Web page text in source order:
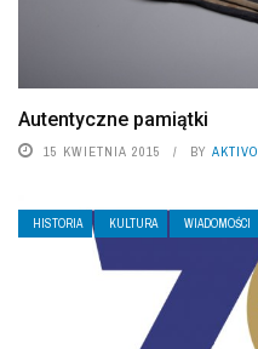
Autentyczne pamiątki
15 KWIETNIA 2015 BY AKTIVO
HISTORIA KULTURA WIADOMOŚCI